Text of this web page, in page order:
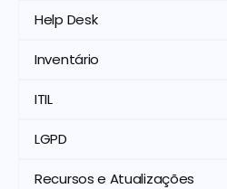
Help Desk
Inventário
ITIL
LGPD
Recursos e Atualizações